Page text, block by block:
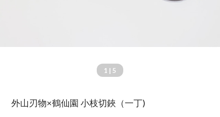
1 | 5
外山刃物×鶴仙園 小枝切鋏（一丁)